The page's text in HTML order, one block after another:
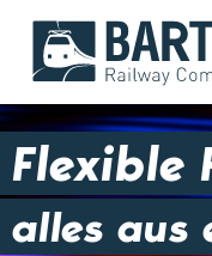
Flexible
alles aus